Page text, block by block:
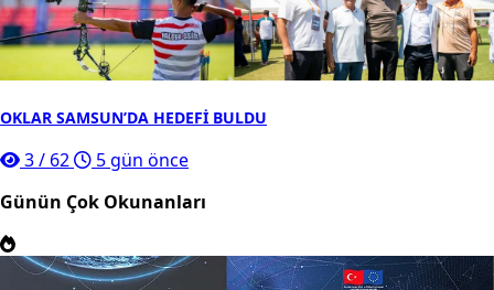
OKLAR SAMSUN’DA HEDEFİ BULDU
3/ 62
5 gün önce
Günün Çok Okunanları